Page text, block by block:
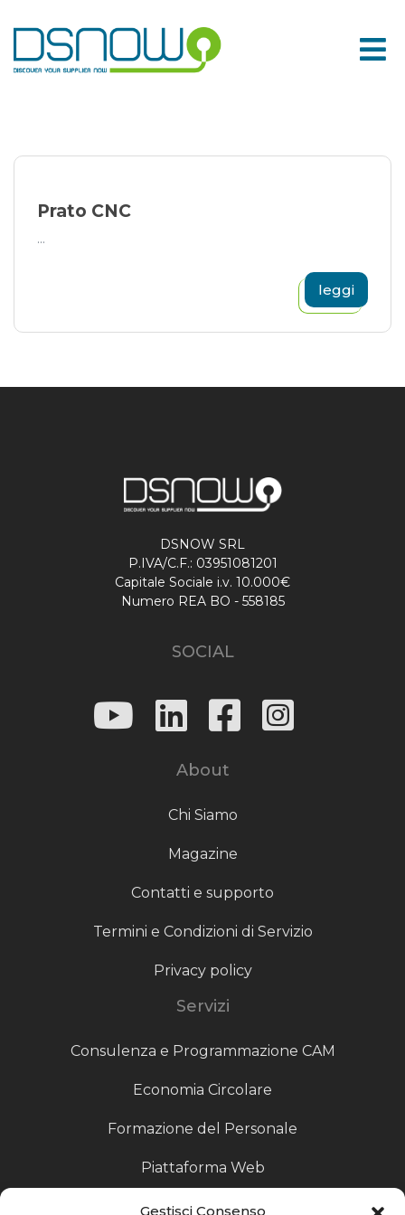
Gestisci Consenso
to
content
Prato CNC
...
leggi
DSNOW SRL
P.IVA/C.F.: 03951081201
Capitale Sociale i.v. 10.000€
Numero REA BO - 558185
SOCIAL
About
Chi Siamo
Magazine
Contatti e supporto
Termini e Condizioni di Servizio
Privacy policy
Servizi
Consulenza e Programmazione CAM
Economia Circolare
Formazione del Personale
Piattaforma Web
Scouting fornitori